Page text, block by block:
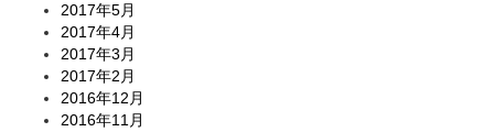
2017年5月
2017年4月
2017年3月
2017年2月
2016年12月
2016年11月